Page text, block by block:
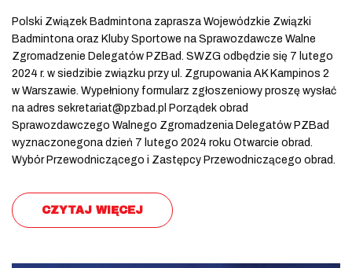
Polski Związek Badmintona zaprasza Wojewódzkie Związki
Badmintona oraz Kluby Sportowe na Sprawozdawcze Walne
Zgromadzenie Delegatów PZBad. SWZG odbędzie się 7 lutego
2024 r. w siedzibie związku przy ul. Zgrupowania AK Kampinos 2
w Warszawie. Wypełniony formularz zgłoszeniowy proszę wysłać
na adres sekretariat@pzbad.pl Porządek obrad
Sprawozdawczego Walnego Zgromadzenia Delegatów PZBad
wyznaczonegona dzień 7 lutego 2024 roku Otwarcie obrad.
Wybór Przewodniczącego i Zastępcy Przewodniczącego obrad.
CZYTAJ WIĘCEJ